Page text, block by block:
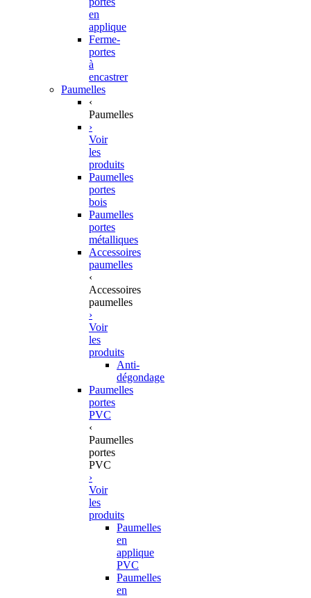
en
applique
Ferme-
portes
à
encastrer
Paumelles
‹
Paumelles
›
Voir
les
produits
Paumelles
portes
bois
Paumelles
portes
métalliques
Accessoires
paumelles
‹
Accessoires
paumelles
›
Voir
les
produits
Anti-
dégondage
Paumelles
portes
PVC
‹
Paumelles
portes
PVC
›
Voir
les
produits
Paumelles
en
applique
PVC
Paumelles
en